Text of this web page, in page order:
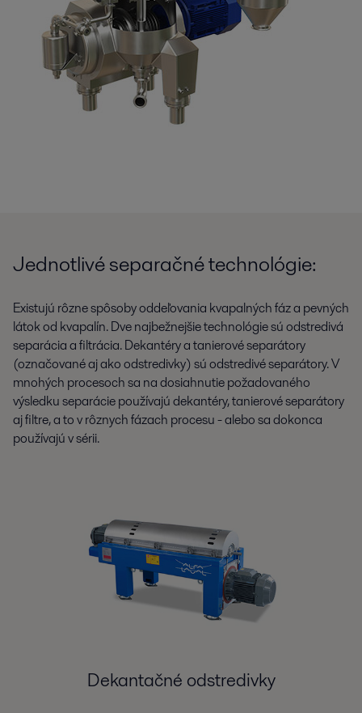
Jednotlivé separačné technológie:
Existujú rôzne spôsoby oddeľovania kvapalných fáz a pevných
látok od kvapalín. Dve najbežnejšie technológie sú odstredivá
separácia a filtrácia. Dekantéry a tanierové separátory
(označované aj ako odstredivky) sú odstredivé separátory. V
mnohých procesoch sa na dosiahnutie požadovaného
výsledku separácie používajú dekantéry, tanierové separátory
aj filtre, a to v rôznych fázach procesu - alebo sa dokonca
používajú v sérii.
Dekantačné odstredivky